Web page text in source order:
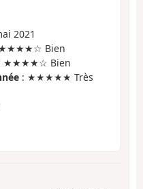
2021
Bien
★★★★☆ Bien
: ★★★★★ Très